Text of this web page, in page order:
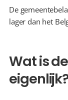
De
lager dan het
Wat is